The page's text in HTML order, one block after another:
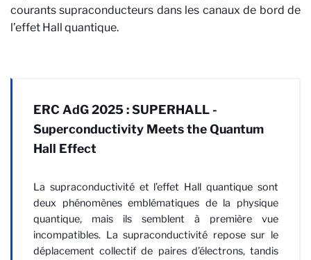
courants supraconducteurs dans les canaux de bord de
l’effet Hall quantique.
ERC AdG 2025 : SUPERHALL -
Superconductivity Meets the Quantum
Hall Effect
La supraconductivité et l’effet Hall quantique sont
deux phénomènes emblématiques de la physique
quantique, mais ils semblent à première vue
incompatibles. La supraconductivité repose sur le
déplacement collectif de paires d’électrons, tandis